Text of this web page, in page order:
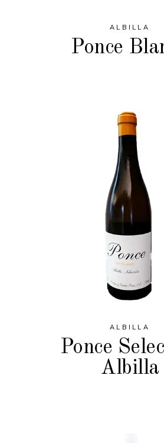
ALBILLA
Ponce
ALBILLA
Ponce
Albilla